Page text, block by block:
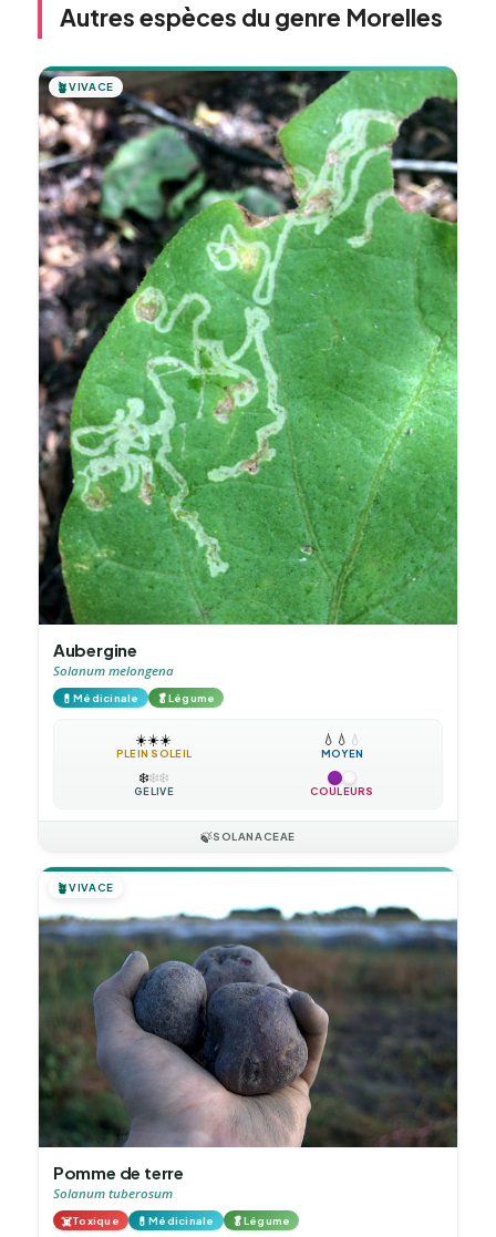
Autres espèces du genre Morelles
🪴VIVACE
Aubergine
Solanum melongena
💊Médicinale 🥬Légume
☀️☀️☀️
PLEIN SOLEIL
💧 💧 💧
MOYEN
❄️❄️❄️
GÉLIVE COULEURS
🍃SOLANACEAE
🪴VIVACE
Pomme de terre
Solanum tuberosum
☠️Toxique 💊Médicinale 🥬Légume